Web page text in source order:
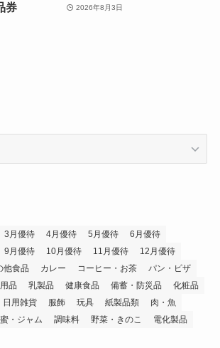
券
2026年8月3日
3月優待 4月優待 5月優待
6月優待
9月優待 10月優待 11月優待
12月優待
他食品 カレー コーヒー・お茶
パン・ピザ
品 乳製品 健康食品 備蓄・防災品
化粧品
日用雑貨 服飾 玩具 紙製品類
肉・魚
・ジャム 調味料 野菜・きのこ
電化製品